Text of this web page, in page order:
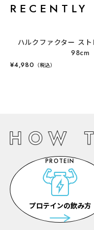
ハルクファクター ス
98cm
¥4,980 （税込）
PROTEIN
プロテインの飲み方